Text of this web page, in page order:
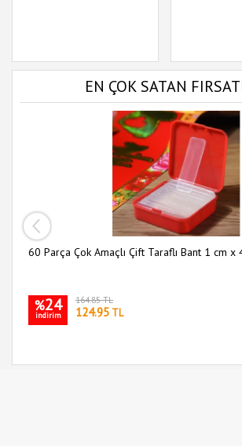
EN ÇOK SATAN
60 Parça Çok Amaçlı Çift Taraflı Bant 1 cm x
%24
indirim
164.85 TL
124.95 TL